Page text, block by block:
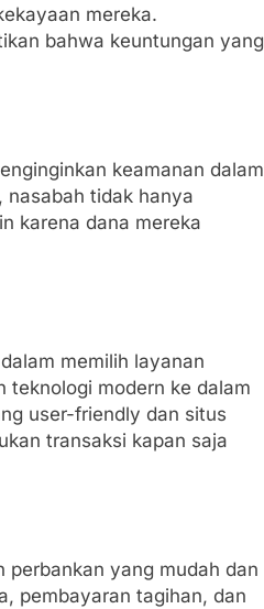
mereka.
bahwa keuntungan yang
keamanan dalam
nasabah tidak hanya
karena dana mereka
memilih layanan
teknologi modern ke dalam
user-friendly dan situs
transaksi kapan saja
perbankan yang mudah dan
pembayaran tagihan, dan